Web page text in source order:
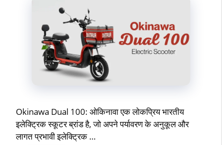
Okinawa Dual 100: ओकिनावा एक लोकप्रिय भारतीय
इलेक्ट्रिक स्कूटर ब्रांड है, जो अपने पर्यावरण के अनुकूल और
लागत प्रभावी इलेक्ट्रिक …